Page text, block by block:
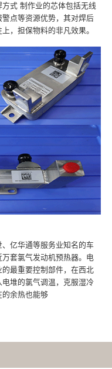
式 制作业的芯体包括无线
点等资源优势，其对焊后
，担保物料的非凡效果。
亿华通等服务业知名的车
套氯气发动机预热器。电
最重要控制部件，在西北
堆的氯气调温，克服湿冷
的余热也能够